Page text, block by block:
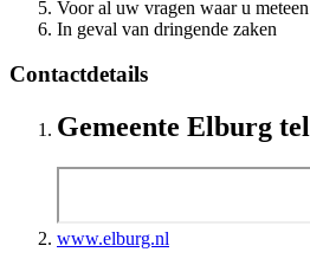
Voor al uw vragen waar u
In geval van dringende zaken
Contactdetails
Gemeente Elburg
www.elburg.nl